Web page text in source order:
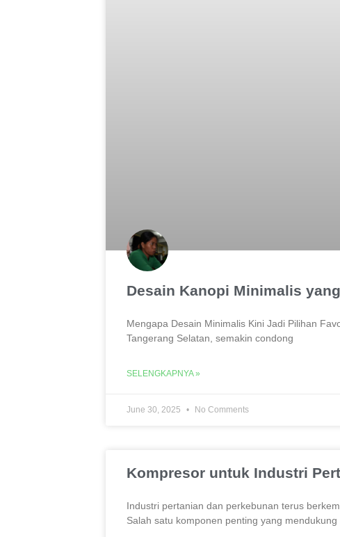
Desain Kanopi Minimalis
Mengapa Desain Minimalis Kini Jadi Pilihan
Tangerang Selatan, semakin condong
SELENGKAPNYA »
June 30, 2025 No Comments
Kompresor untuk Industri
Industri pertanian dan perkebunan terus
Salah satu komponen penting yang